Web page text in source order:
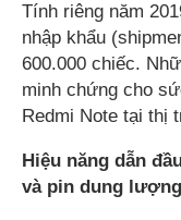
Tính riêng năm
nhập khẩu
600.000 chiếc.
minh chứng cho
Redmi Note tại thị
Hiệu năng dẫn
và pin dung